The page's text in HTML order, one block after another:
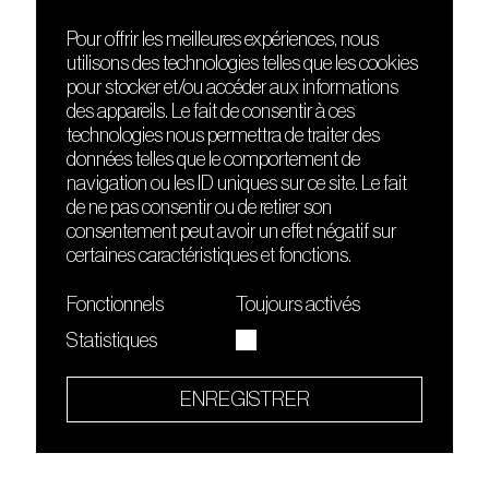
DÉCOUVRIR
Le lieu
Contact
Presse
Cours de DJing
TMLAB
FRIENDS
Nuits sonores
HEAT
Hôtel71
La Gaîté Lyrique
Le Sucre fait partie de
Quartier culturel et créatif
Pour offrir les meilleures expériences, nous
utilisons des technologies telles que les cookies
pour stocker et/ou accéder aux informations
des appareils. Le fait de consentir à ces
technologies nous permettra de traiter des
données telles que le comportement de
navigation ou les ID uniques sur ce site. Le fait
de ne pas consentir ou de retirer son
consentement peut avoir un effet négatif sur
certaines caractéristiques et fonctions.
Fonctionnels
Toujours activés
Statistiques
ENREGISTRER